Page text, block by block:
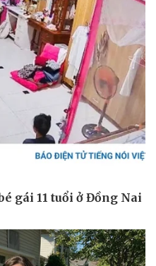
Giá vàng
Tiêu dùng
Tỷ giá